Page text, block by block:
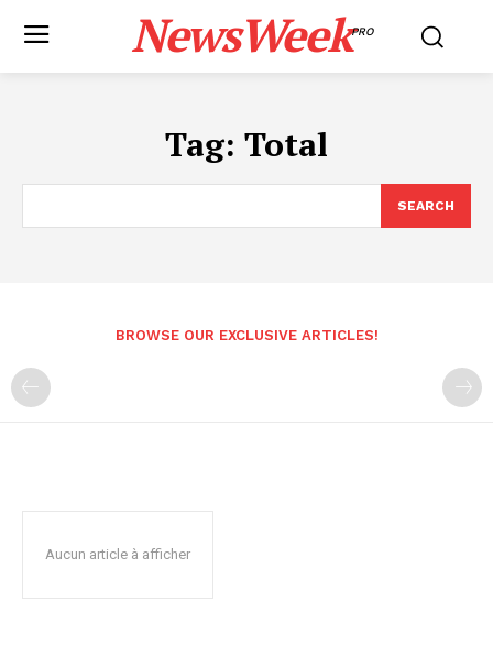
NewsWeekPRO
Tag: Total
SEARCH
BROWSE OUR EXCLUSIVE ARTICLES!
Aucun article à afficher